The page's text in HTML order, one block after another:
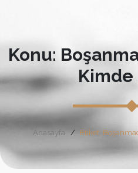
Konu:
Kimde
Anasayfa Etiket: